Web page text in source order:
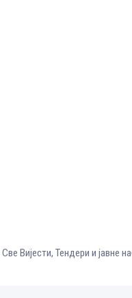
Све Вијести, Тендери и јавне